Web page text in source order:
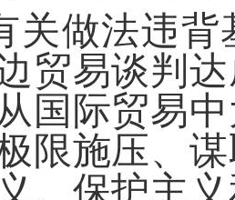
关做法违
贸易谈判
国际贸易
限施压、
、保护主